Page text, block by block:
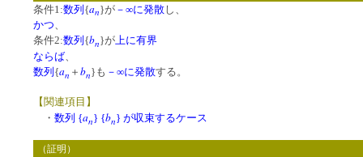
条件1:数列{an}が －∞に発散し、
かつ、
条件2:数列 {bn}が上に有界
ならば
数列 {an ＋ bn}も －∞に発散する。
【関連項目】
・ 数列 {an} {bn} が収束するケース
（証明）